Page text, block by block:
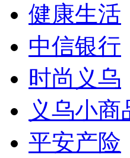
健康生活
中信银行
时尚义乌
义乌小
平安产险